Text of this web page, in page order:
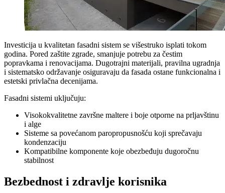
Investicija u kvalitetan fasadni sistem se višestruko isplati tokom
godina. Pored zaštite zgrade, smanjuje potrebu za čestim
popravkama i renovacijama. Dugotrajni materijali, pravilna ugradnja
i sistematsko održavanje osiguravaju da fasada ostane funkcionalna i
estetski privlačna decenijama.
Fasadni sistemi uključuju:
Visokokvalitetne završne maltere i boje otporne na prljavštinu
i alge
Sisteme sa povećanom paropropusnošću koji sprečavaju
kondenzaciju
Kompatibilne komponente koje obezbeđuju dugoročnu
stabilnost
Bezbednost i zdravlje korisnika